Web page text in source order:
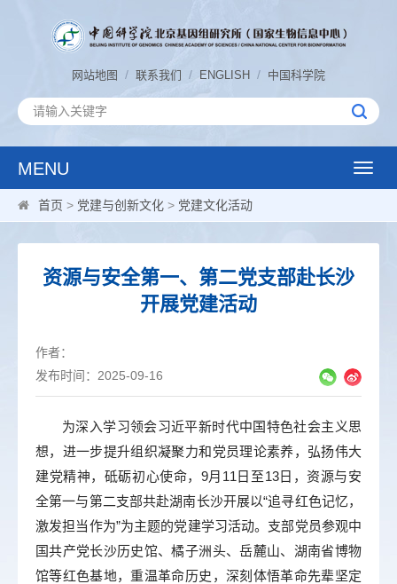
网站地图 / 联系我们 / ENGLISH / 中国科学院
MENU
Toggle
首页 > 党建与创新文化 > 党建文化活动
资源与安全第一、第二党支部赴长沙
开展党建活动
作者：
发布时间：2025-09-16
为深入学习领会习近平新时代中国特色社会主义思
想，进一步提升组织凝聚力和党员理论素养，弘扬伟大
建党精神，砥砺初心使命，9月11日至13日，资源与安
全第一与第二支部共赴湖南长沙开展以“追寻红色记忆，
激发担当作为”为主题的党建学习活动。支部党员参观中
国共产党长沙历史馆、橘子洲头、岳麓山、湖南省博物
馆等红色基地，重温革命历史，深刻体悟革命先辈坚定